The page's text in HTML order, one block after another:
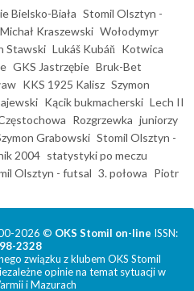
Bielsko-Biała Stomil Olsztyn -
Michał Kraszewski Wołodymyr
Stawski Lukáš Kubáň Kotwica
GKS Jastrzębie Bruk-Bet
KKS 1925 Kalisz Szymon
Kącik bukmacherski Lech II
Rozgrzewka juniorzy
Grabowski Stomil Olsztyn -
2004 statystyki po meczu
Olsztyn - futsal 3. połowa Piotr
2026 © OKS Stomil on-line ISSN:
2328
związku z klubem OKS Stomil
opinie na temat sytuacji w
i Mazurach